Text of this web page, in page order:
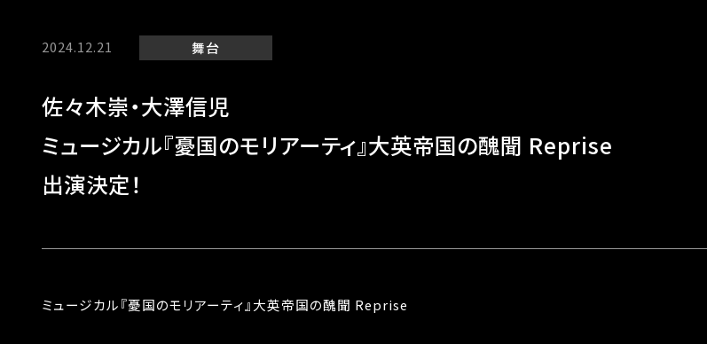
2024.12.21 舞台
佐々木崇・大澤信児
ミュージカル『憂国のモリアーティ』大英帝国の醜聞 Reprise
出演決定！
ミュージカル『憂国のモリアーティ』大英帝国の醜聞 Reprise